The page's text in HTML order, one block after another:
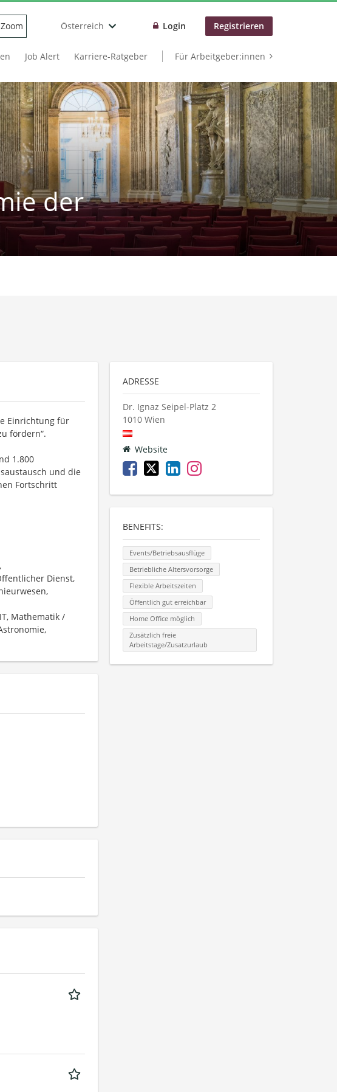
Österreich Login Registrieren
Job Alert Karriere-Ratgeber Für Arbeitgeber:innen
der
Einrichtung für
fördern“.
1.800
und die
Fortschritt
Dienst,
Mathematik /
ADRESSE
Dr. Ignaz Seipel-Platz 2
1010 Wien
Website
BENEFITS:
Events/Betriebsausflüge
Betriebliche Altersvorsorge
Flexible Arbeitszeiten
Öffentlich gut erreichbar
Home Office möglich
Zusätzlich freie
Arbeitstage/Zusatzurlaub